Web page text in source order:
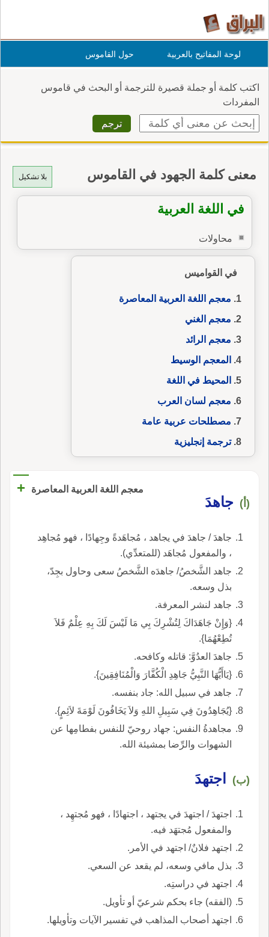
لوحة المفاتيح بالعربية حول القاموس
اكتب كلمة أو جملة قصيرة للترجمة أو البحث في قاموس
المفردات
بلا تشكيل معنى كلمة الجهود في القاموس
في اللغة العربية
محاولات
في القواميس
معجم اللغة العربية المعاصرة
معجم الغني
معجم الرائد
المعجم الوسيط
المحيط في اللغة
معجم لسان العرب
مصطلحات عربية عامة
ترجمة إنجليزية
معجم اللغة العربية المعاصرة +
(أ) جاهدَ
جاهدَ / جاهدَ في يجاهد ، مُجاهَدةً وجِهادًا ، فهو مُجاهِد
، والمفعول مُجاهَد (للمتعدِّي).
جاهد الشَّخصُ/ جاهدَه الشَّخصُ سعى وحاول بجِدّ،
بذل وسعه.
جاهد لنشر المعرفة.
{وَإِنْ جَاهَدَاكَ لِتُشْرِكَ بِي مَا لَيْسَ لَكَ بِهِ عِلْمٌ فَلاَ
تُطِعْهُمَا}.
جاهدَ العدُوَّ: قاتله وكافحه.
{يَاأَيُّهَا النَّبِيُّ جَاهِدِ الْكُفَّارَ وَالْمُنَافِقِينَ}.
جاهد في سبيل الله: جاد بنفسه.
{يُجَاهِدُونَ فِي سَبِيلِ اللهِ وَلاَ يَخَافُونَ لَوْمَةَ لاَئِمٍ}.
مجاهدةُ النفس: جهاد روحيّ للنفس بفطامِها عن
الشهوات والرِّضا بمشيئة الله.
(ب) اجتهدَ
اجتهدَ / اجتهدَ في يجتهد ، اجتهادًا ، فهو مُجتهِد ،
والمفعول مُجتهَد فيه.
اجتهد فلانٌ/ اجتهد في الأمر.
بذل مافي وسعه، لم يقعد عن السعي.
اجتهد في دراستِه.
(الفقه) جاء بحكم شرعيّ أو تأويل.
اجتهد أصحاب المذاهب في تفسير الآيات وتأويلها.